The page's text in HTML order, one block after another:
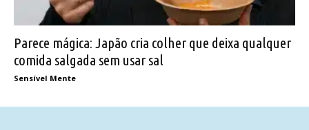
Parece mágica: Japão cria colher que deixa qualquer
comida salgada sem usar sal
Sensível Mente